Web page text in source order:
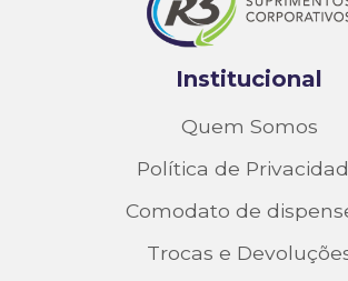
Institucional
Quem Somos
Política de
Comodato de
Trocas e